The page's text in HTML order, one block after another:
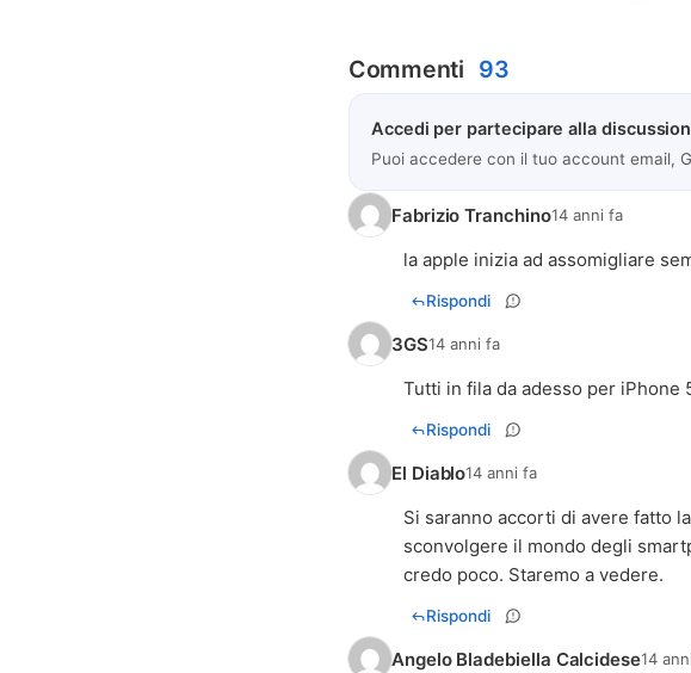
Commenti 93
Accedi per partecipare alla
Puoi accedere con il tuo account email,
Fabrizio Tranchino14 anni fa
la apple inizia ad assomigliare
Rispondi
3GS14 anni fa
Tutti in fila da adesso per iPhone
Rispondi
El Diablo14 anni fa
Si saranno accorti di avere fatto
sconvolgere il mondo degli
credo poco. Staremo a vedere.
Rispondi
Angelo Bladebiella Calcidese14